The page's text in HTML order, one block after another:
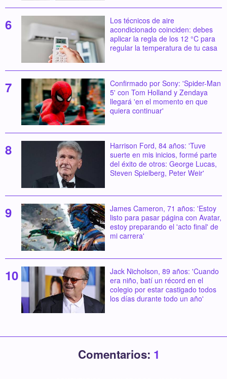
Los técnicos de aire
acondicionado coinciden: debes
aplicar la regla de los 12 °C para
regular la temperatura de tu casa
Confirmado por Sony: 'Spider-Man
5' con Tom Holland y Zendaya
llegará 'en el momento en que
quiera continuar'
Harrison Ford, 84 años: 'Tuve
suerte en mis inicios, formé parte
del éxito de otros: George Lucas,
Steven Spielberg, Peter Weir'
James Cameron, 71 años: 'Estoy
listo para pasar página con Avatar,
estoy preparando el 'acto final' de
mi carrera'
Jack Nicholson, 89 años: 'Cuando
era niño, batí un récord en el
colegio por estar castigado todos
los días durante todo un año'
Comentarios: 1